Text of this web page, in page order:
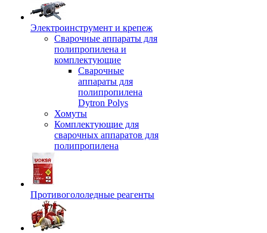
Электроинструмент и крепеж
Сварочные аппараты для
полипропилена и
комплектующие
Сварочные
аппараты для
полипропилена
Dytron Polys
Хомуты
Комплектующие для
сварочных аппаратов для
полипропилена
Противогололедные реагенты